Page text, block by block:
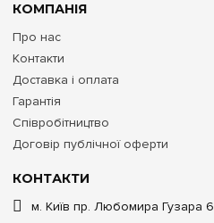
КОНТАКТИ
м. Київ пр. Любомира Гузара 6
КОМПАНІЯ
Про нас
Контакти
Доставка і оплата
Гарантія
Співробітництво
Договір публічної оферти